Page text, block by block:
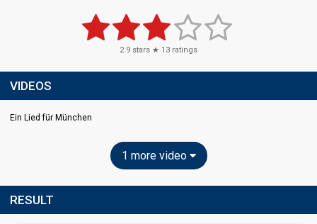
2.9 stars ★ 13 ratings
VIDEOS
Ein Lied für München
1 more video
RESULT